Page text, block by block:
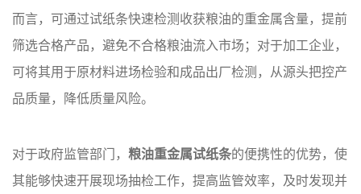
而言，可通过试纸条快速检测收获粮油的重金属含量，提前
筛选合格产品，避免不合格粮油流入市场；对于加工企业，
可将其用于原材料进场检验和成品出厂检测，从源头把控产
品质量，降低质量风险。
对于政府监管部门， 粮油重金属试纸条的便携性的优势，使
其能够快速开展现场抽检工作，提高监管效率，及时发现并